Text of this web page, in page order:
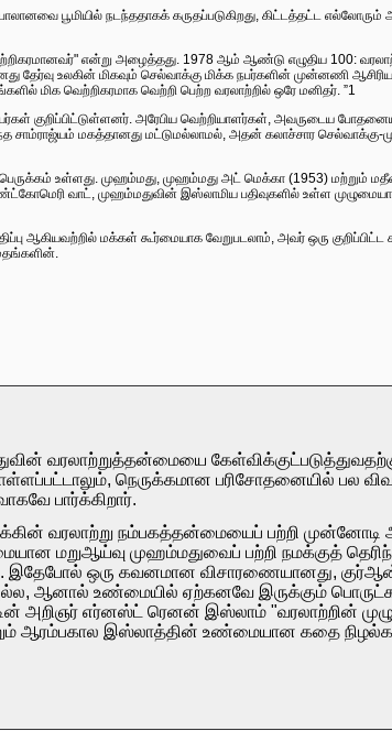
பூமியில் நடந்ததாகக் கருதப்படுகிறது, கிட்டத்தட்ட
என்று அழைத்தது. 1978 ஆம் ஆண்டு எழுதிய 100:
தேர்வு உலகின் மிகவும் செல்வாக்கு மிக்க நபர்களின் முன்னணி
மிக வெற்றிகரமாக வெற்றி பெற்ற வரலாற்றில் ஒரே மனிதர். ”1
குறிப்பிட்டுள்ளனர். அரேபிய வெற்றியாளர்கள், அவருடைய
சாம்ராஜ்யம் மகத்தானது மட்டுமல்லாமல், அதன் கலாச்சார செல்வாக்கு-
உள்ளது. முஹம்மது, முஹம்மது அட் மெக்கா (1953) மற்றும்
வாட், முஹம்மதுவின் இஸ்லாமிய பதிவுகளில் உள்ள
மக்கள் கூர்மையாக வேறுபடலாம், அவர் ஒரு குறிப்பிட்ட
வரலாற்றுத்தன்மையை
நெருக்கமான பரிசோதனையில் பல
பார்க்கிறார்.
வரலாற்று நம்பகத்தன்மையைப் பற்றி முன்னோடி
மறுஆய்வு முஹம்மதுவைப் பற்றி நமக்குத்
இதேபோல் ஒரு கவனமான விசாரணையானது,
ஆனால் உண்மையில் ஏற்கனவே இருக்கும்
அறிஞர் எர்னஸ்ட் ரெனன் இஸ்லாம் "வரலாற்றின்
ஆரம்பகால இஸ்லாத்தின் உண்மையான கதை